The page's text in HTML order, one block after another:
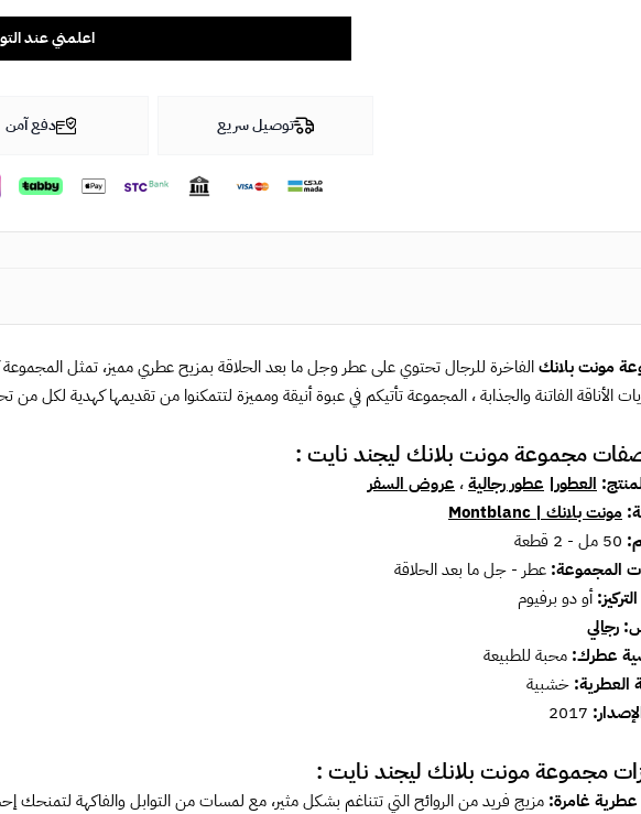
اعلمني عند
توصيل سريع دفع آمن
مونت بلانكالفاخرة للرجال تحتوي على عطر وجل ما بعد الحلاقة بمزيح عطري مميز، تمثل
الأناقة الفاتنة والجذابة ، المجموعة تأتيكم في عبوة أنيقة ومميزة لتتمكنوا من تقديمها كهدية لكل
مجموعة مونت بلانك ليجند نايت :
العطور| عطور رجالية، عروض السفر
مونت بلانك | Montblanc
المجموعة: عطر - جل ما بعد الحلاقة
أو دو برفيوم
رجالي
عطرك: محبة للطبيعة
العطرية: خشبية
2017
مجموعة مونت بلانك ليجند نايت :
عطرية غامرة: مزيج فريد من الروائح التي تتناغم بشكل مثير، مع لمسات من التوابل والفاكهة لتمنحك